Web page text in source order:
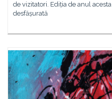
de vizitatori. Ediția de anul
desfășurată